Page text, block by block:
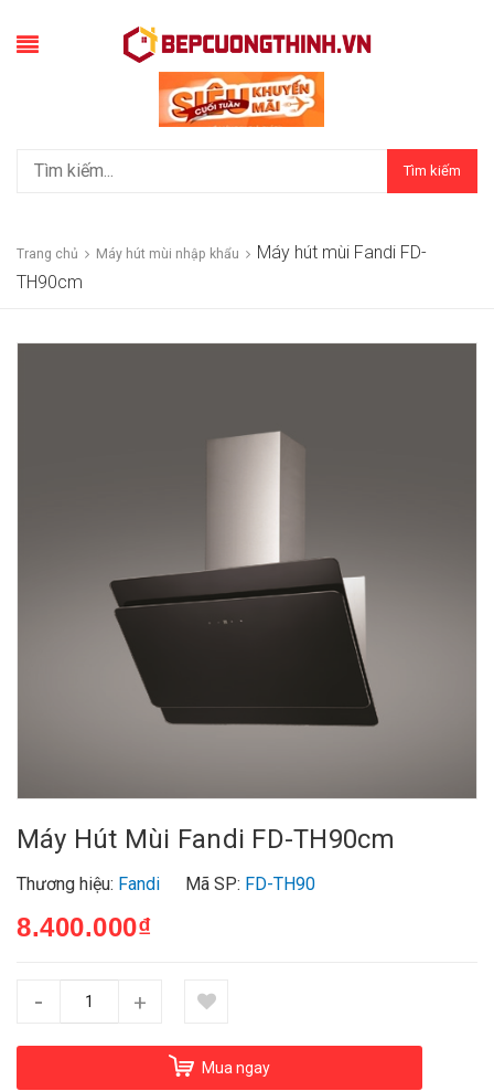
Tìm kiếm
Trang chủ Máy hút mùi nhập khẩu
Máy hút mùi Fandi FD-
TH90cm
Máy Hút Mùi Fandi FD-TH90cm
Thương hiệu: Fandi Mã SP: FD-TH90
8.400.000₫
- +
Mua ngay